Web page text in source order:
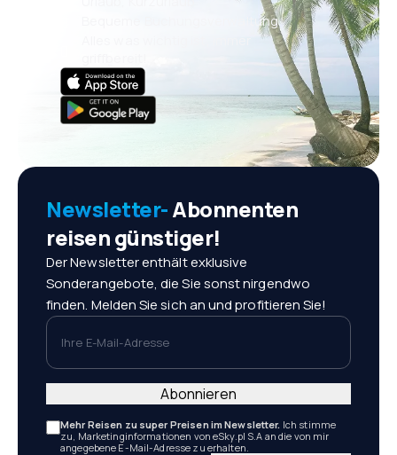
Bequeme Buchungsverwaltung
Newsletter-Abonnenten
reisen günstiger!
Der Newsletter enthält exklusive
Sonderangebote, die Sie sonst nirgendwo
finden. Melden Sie sich an und profitieren Sie!
Ihre E-Mail-Adresse
Mehr Reisen zu super Preisen im Newsletter. Ich stimme
zu, Marketinginformationen von eSky.pl S.A an die von mir
angegebene E-Mail-Adresse zu erhalten.
Abonnieren